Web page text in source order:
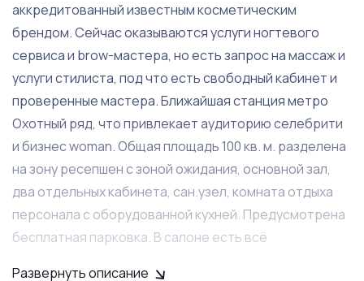
аккредитованный известным косметическим
брендом. Сейчас оказываются услуги ногтевого
сервиса и brow-мастера, но есть запрос на массаж и
услуги стилиста, под что есть свободный кабинет и
проверенные мастера. Ближайшая станция метро
Охотный ряд, что привлекает аудиторию селебрити
и бизнес woman. Общая площадь 100 кв. м. разделена
на зону ресепшен с зоной ожидания, основной зал,
два отдельных кабинета, сан.узел, комната отдыха
персонала с оборудованной кухней. Предусмотрена
бесплатная парковка. В салоне есть всё
Развернуть описание